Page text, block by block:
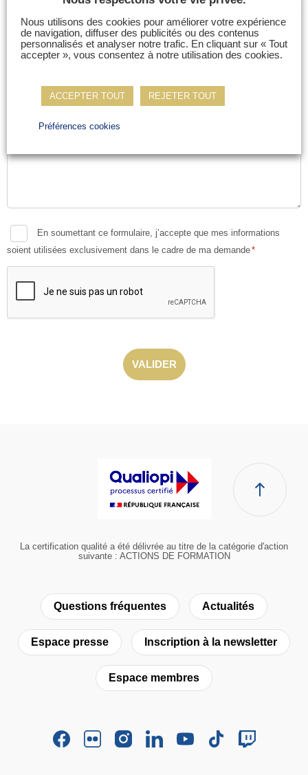
Consent
*
En soumettant ce formulaire, j’accepte que mes informations
soient utilisées exclusivement dans le cadre de ma demande*
CAPTCHA
La certification qualité a été délivrée au titre de la catégorie d'action
suivante : ACTIONS DE FORMATION
Questions fréquentes Actualités
Espace presse Inscription à la newsletter
Espace membres
Nous utilisons des cookies pour améliorer votre expérience
de navigation, diffuser des publicités ou des contenus
personnalisés et analyser notre trafic. En cliquant sur « Tout
accepter », vous consentez à notre utilisation des cookies.
ACCEPTER TOUT REJETER TOUT
Préférences cookies